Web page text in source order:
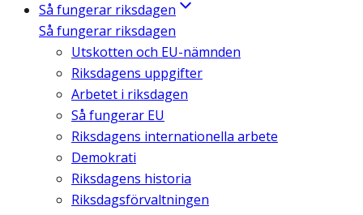
Så fungerar riksdagen
Så fungerar riksdagen
Utskotten och EU-nämnden
Riksdagens uppgifter
Arbetet i riksdagen
Så fungerar EU
Riksdagens internationella arbete
Demokrati
Riksdagens historia
Riksdagsförvaltningen